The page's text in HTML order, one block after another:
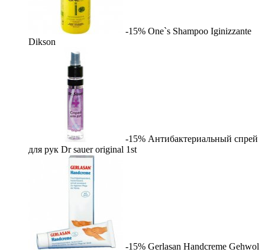
-15% One`s Shampoo Iginizzante
Dikson
-15% Антибактериальный спрей
для рук Dr sauer original 1st
-15% Gerlasan Handcreme Gehwol